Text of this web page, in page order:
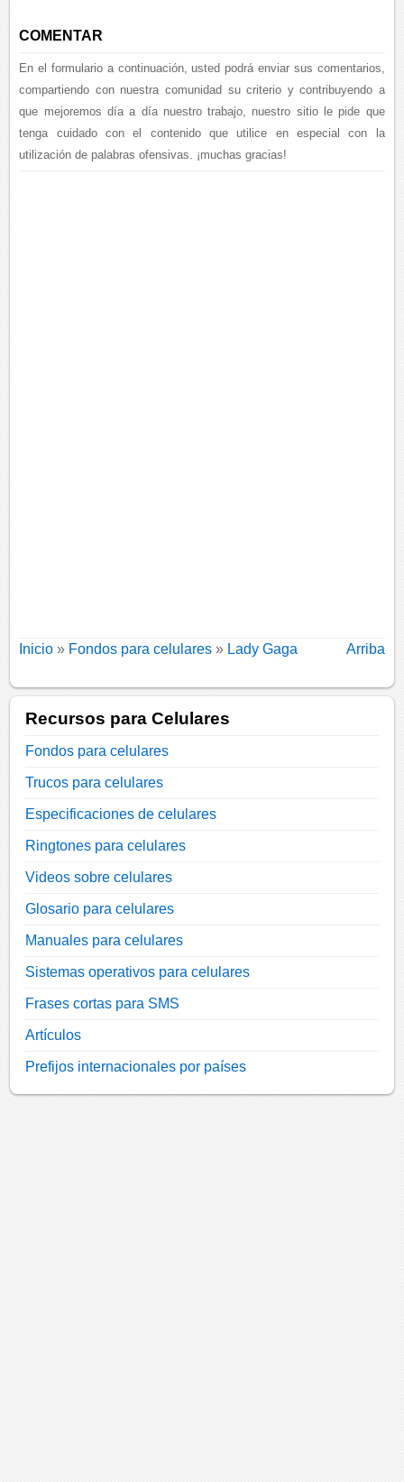
COMENTAR
En el formulario a continuación, usted podrá enviar sus comentarios,
compartiendo con nuestra comunidad su criterio y contribuyendo a
que mejoremos día a día nuestro trabajo, nuestro sitio le pide que
tenga cuidado con el contenido que utilice en especial con la
utilización de palabras ofensivas. ¡muchas gracias!
Inicio » Fondos para celulares » Lady Gaga Arriba
Recursos para Celulares
Fondos para celulares
Trucos para celulares
Especificaciones de celulares
Ringtones para celulares
Videos sobre celulares
Glosario para celulares
Manuales para celulares
Sistemas operativos para celulares
Frases cortas para SMS
Artículos
Prefijos internacionales por países